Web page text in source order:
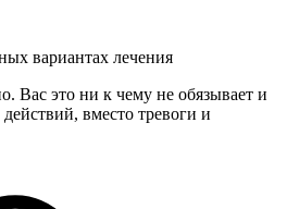
вариантах лечения
Вас это ни к чему не обязывает и
вместо тревоги и